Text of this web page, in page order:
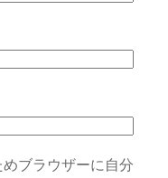
ブラウザーに自分